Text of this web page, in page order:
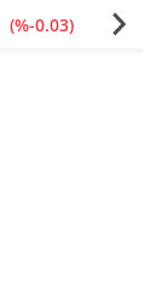
(%-0.03) 6494.45